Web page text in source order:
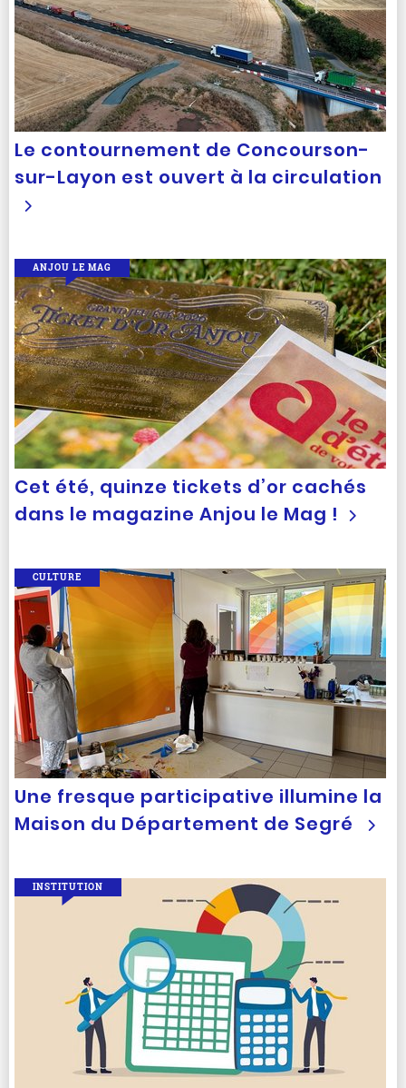
Le contournement de Concourson-
sur-Layon est ouvert à la circulation
Cet été, quinze tickets d’or cachés
dans le magazine Anjou le Mag !
ANJOU LE MAG
Une fresque participative illumine la
Maison du Département de Segré
CULTURE
INSTITUTION